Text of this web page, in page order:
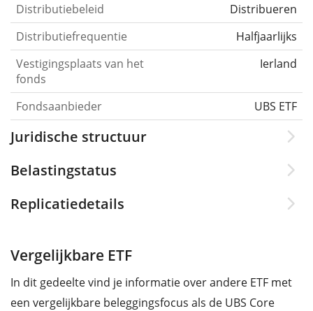
Distributiebeleid
Distribueren
Distributiefrequentie
Halfjaarlijks
Vestigingsplaats van het
fonds
Ierland
Fondsaanbieder UBS ETF
Juridische structuur
Belastingstatus
Replicatiedetails
Vergelijkbare ETF
In dit gedeelte vind je informatie over andere ETF met
een vergelijkbare beleggingsfocus als de UBS Core